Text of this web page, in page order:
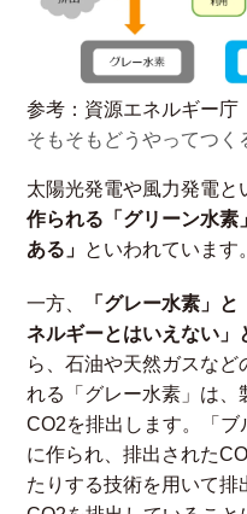
参考：資源エネルギー庁
そもそもどうやってつく
太陽光発電や風力発電と
作られる「グリーン水
ある」 といわれています。
一方、
「グレー水素」
ネルギーとはいえない」
ら、石油や天然ガスなど
れる「グレー水素」は、
CO2を排出します。「
に作られ、排出された
たりする技術を用いて排